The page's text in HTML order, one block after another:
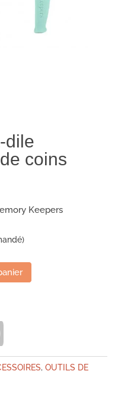
dile
coins
Keepers
a
t
s
, OUTILS DE